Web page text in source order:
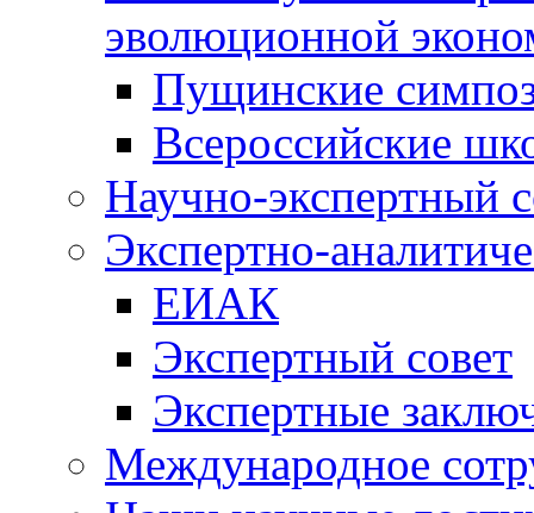
эволюционной
Пущинские
Всероссийские
Научно-экспертный
Экспертно-
ЕИАК
Экспертный совет
Экспертные
Международное